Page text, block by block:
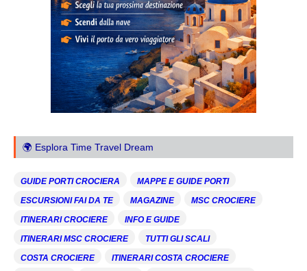
🌍 Esplora Time Travel Dream
GUIDE PORTI CROCIERA
MAPPE E GUIDE PORTI
ESCURSIONI FAI DA TE
MAGAZINE
MSC CROCIERE
ITINERARI CROCIERE
INFO E GUIDE
ITINERARI MSC CROCIERE
TUTTI GLI SCALI
COSTA CROCIERE
ITINERARI COSTA CROCIERE